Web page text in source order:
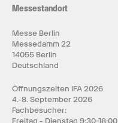
Messestandort
Messe Berlin
Messedamm 22
14055 Berlin
Deutschland
Öffnungszeiten IFA 2026
4.-8. September 2026
Fachbesucher:
Freitag - Dienstag 9:30-18:00